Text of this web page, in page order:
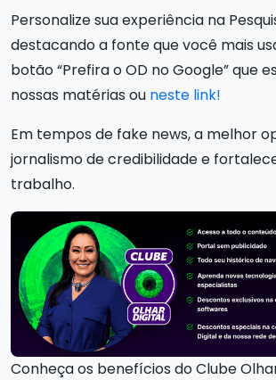
Personalize sua experiência na
destacando a fonte que você mais
botão “Prefira o OD no Google” que
nossas matérias ou neste link!
Em tempos de fake news, a melhor
jornalismo de credibilidade e
trabalho.
Conheça os benefícios do Clube